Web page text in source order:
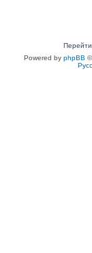
Powered by phpBB